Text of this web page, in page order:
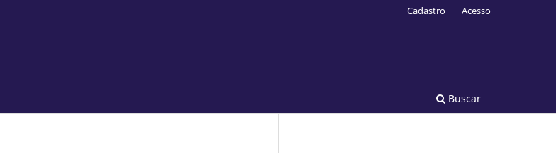
Buscar
Cadastro Acesso